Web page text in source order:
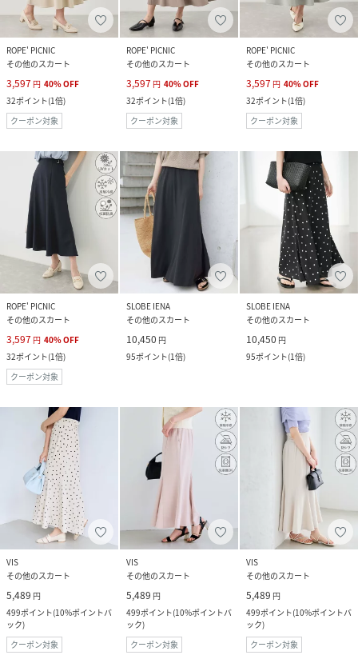
ROPE' PICNIC
その他のスカート
3,597 円 40%OFF
32ポイント(1倍)
クーポン対象
ROPE' PICNIC
その他のスカート
3,597 円 40%OFF
32ポイント(1倍)
クーポン対象
ROPE' PICNIC
その他のスカート
3,597 円 40%OFF
32ポイント(1倍)
クーポン対象
ROPE' PICNIC
その他のスカート
3,597 円 40%OFF
32ポイント(1倍)
クーポン対象
SLOBE IENA
その他のスカート
10,450 円
95ポイント(1倍)
SLOBE IENA
その他のスカート
10,450 円
95ポイント(1倍)
VIS
その他のスカート
5,489 円
499ポイント(10%ポイントバ
ック)
クーポン対象
VIS
その他のスカート
5,489 円
499ポイント(10%ポイントバ
ック)
クーポン対象
VIS
その他のスカート
5,489 円
499ポイント(10%ポイントバ
ック)
クーポン対象